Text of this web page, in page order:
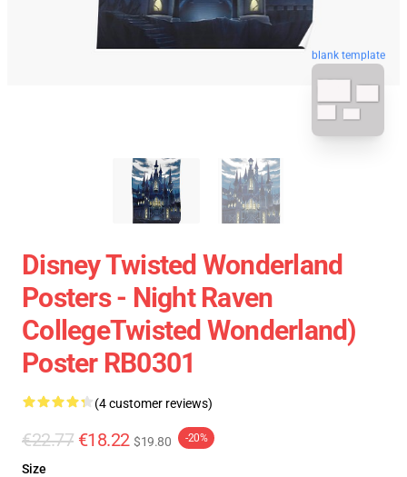
blank template
Disney Twisted Wonderland
Posters - Night Raven
CollegeTwisted Wonderland)
Poster RB0301
(4 customer reviews)
€22.77 €18.22 $19.80 -20%
Size